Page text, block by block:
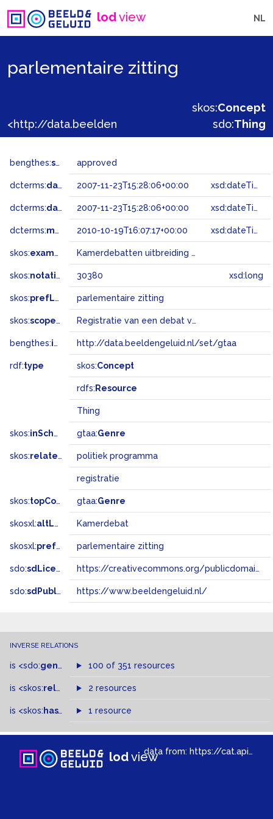
lodview NL
parlementaire zitting
skos:Concept
sdo:Thing
bengthes:status approved
dcterms:dateAccepted 2007-11-23T15:28:06+00:00 xsd:dateTime
dcterms:dateSubmitted 2007-11-23T15:28:06+00:00 xsd:dateTime
dcterms:modified 2010-10-19T16:07:17+00:00 xsd:dateTime
skos:example Kamerdebatten uitbreiding Schiphol; Bijlmer enquête
skos:notation 30380 xsd:long
skos:prefLabel parlementaire zitting
skos:scopeNote Registratie van een debat van de Eerste of Tweede Kamer, een commissievergadering of van een (hoor-)zitting van een parlementaire onderzoeks- of enquêtecommissie. Ook te gebruiken voor registraties van parlementaire bijeenkomsten in het buitenland.
bengthes:inSet http://data.beeldengeluid.nl/set/gtaa
rdf:type skos:Concept
rdfs: Resource
Thing
skos:inScheme gtaa:Genre
skos:related politiek programma
registratie
skos:topConceptOf gtaa:Genre
skosxl:altLabel Kamerdebat
skosxl:prefLabel parlementaire zitting
sdo:sdLicense https://creativecommons.org/publicdomain/zero/1.0/
sdo:sdPublisher https://www.beeldengeluid.nl/
INVERSE RELATIONS
is <sdo:genre of 100 of 351 resources
is <skos:related > of2 resources
is <skos: hasTopConcept >of
1 resource
lodviewdata from: https://cat.apis.beeldengeluid.nl/sparql